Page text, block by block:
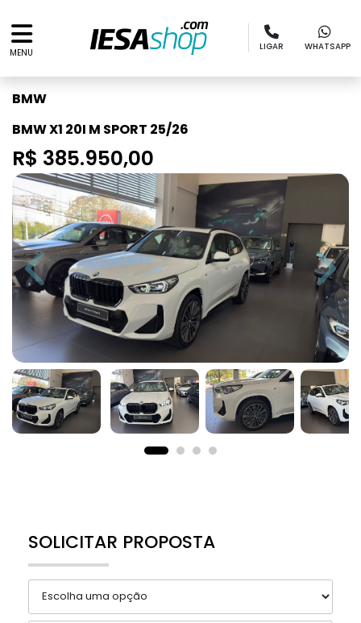
MENU
LIGAR WHATSAPP
BMW
BMW X1 20I M SPORT 25/26
R$ 385.950,00
Previous Next
SOLICITAR PROPOSTA